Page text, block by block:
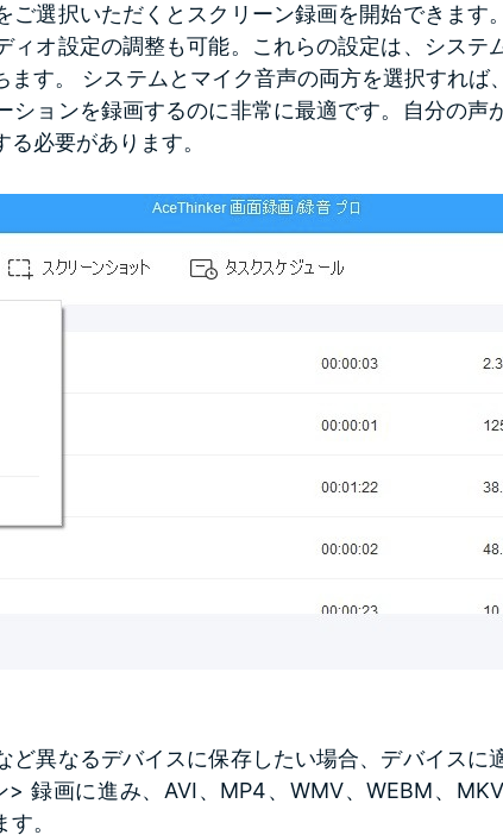
ご選択いただくとスクリーン録画を開始できます
ィオ設定の調整も可能。これらの設定は、システ
す。 システムとマイク音声の両方を選択すれば
ションを録画するのに非常に最適です。自分の声
必要があります。
異なるデバイスに保存したい場合、デバイスに
録画に進み、AVI、MP4、WMV、WEBM、MKV
。